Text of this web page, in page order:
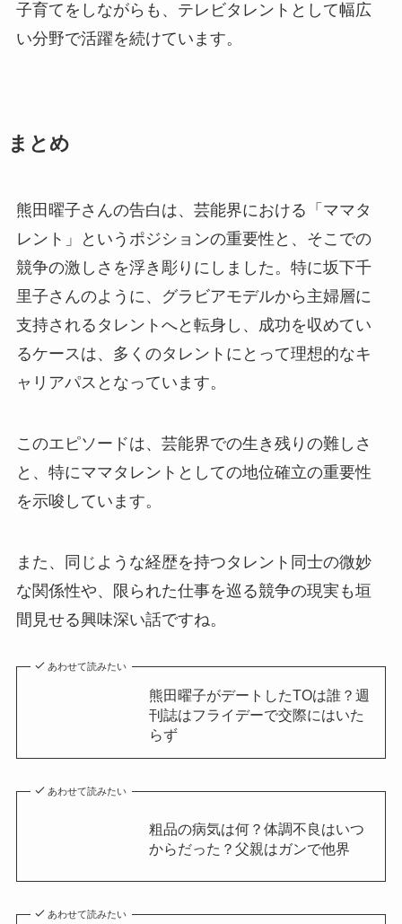
子育てをしながらも、テレビタレントとして幅広
い分野で活躍を続けています。
まとめ
熊田曜子さんの告白は、芸能界における「ママタ
レント」というポジションの重要性と、そこでの
競争の激しさを浮き彫りにしました。特に坂下千
里子さんのように、グラビアモデルから主婦層に
支持されるタレントへと転身し、成功を収めてい
るケースは、多くのタレントにとって理想的なキ
ャリアパスとなっています。
このエピソードは、芸能界での生き残りの難しさ
と、特にママタレントとしての地位確立の重要性
を示唆しています。
また、同じような経歴を持つタレント同士の微妙
な関係性や、限られた仕事を巡る競争の現実も垣
間見せる興味深い話ですね。
あわせて読みたい
熊田曜子がデートしたTOは誰？週
刊誌はフライデーで交際にはいた
らず
あわせて読みたい
粗品の病気は何？体調不良はいつ
からだった？父親はガンで他界
あわせて読みたい